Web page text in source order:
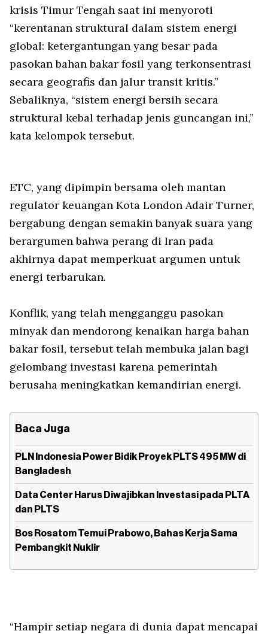
krisis Timur Tengah saat ini menyoroti
“kerentanan struktural dalam sistem energi
global: ketergantungan yang besar pada
pasokan bahan bakar fosil yang terkonsentrasi
secara geografis dan jalur transit kritis.”
Sebaliknya, “sistem energi bersih secara
struktural kebal terhadap jenis guncangan ini,”
kata kelompok tersebut.
ETC, yang dipimpin bersama oleh mantan
regulator keuangan Kota London Adair Turner,
bergabung dengan semakin banyak suara yang
berargumen bahwa perang di Iran pada
akhirnya dapat memperkuat argumen untuk
energi terbarukan.
Konflik, yang telah mengganggu pasokan
minyak dan mendorong kenaikan harga bahan
bakar fosil, tersebut telah membuka jalan bagi
gelombang investasi karena pemerintah
berusaha meningkatkan kemandirian energi.
Baca Juga
PLN Indonesia Power Bidik Proyek PLTS 495 MW di
Bangladesh
Data Center Harus Diwajibkan Investasi pada PLTA
dan PLTS
Bos Rosatom Temui Prabowo, Bahas Kerja Sama
Pembangkit Nuklir
“Hampir setiap negara di dunia dapat mencapai